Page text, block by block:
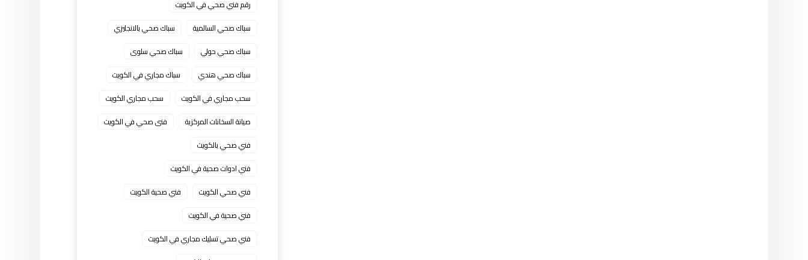
رقم فني صحي في الكويت
سباك صحي السالمية
سباك صحي بالانجليزي
سباك صحي حولي
سباك صحي سلوى
سباك صحي هندي
سباك مجاري في الكويت
سحب مجاري في الكويت
سحب مجاري الكويت
صيانة السخانات المركزية
فنى صحي في الكويت
فني صحي بالكويت
فني ادوات صحية في الكويت
فني صحي الكويت
فني صحية الكويت
فني صحية في الكويت
فني صحي تسليك مجاري في الكويت